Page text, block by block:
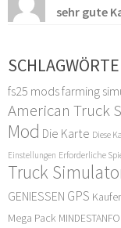
sehr gute
fs25 modsfarming
American Truck
Mod Die Karte Diese
Einstellungen Erforderliche
Truck
GENIESSEN GPS
Mega Pack